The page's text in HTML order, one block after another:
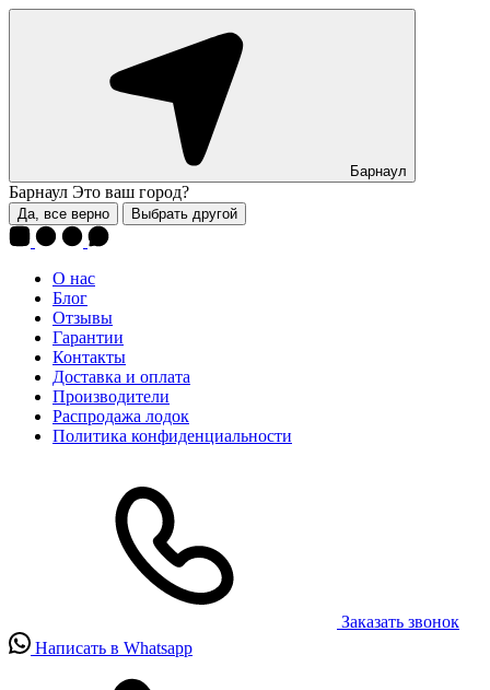
Барнаул
Барнаул Это ваш город?
Да, все верно Выбрать другой
О нас
Блог
Отзывы
Гарантии
Контакты
Доставка и оплата
Производители
Распродажа лодок
Политика конфиденциальности
Заказать звонок
Написать в Whatsapp